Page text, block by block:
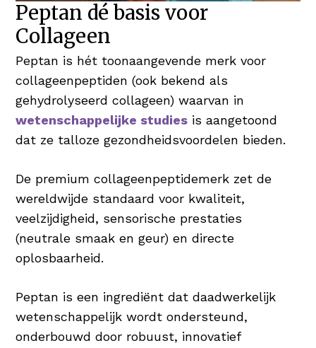
Peptan dé basis voor
Collageen
Peptan is hét toonaangevende merk voor
collageenpeptiden (ook bekend als
gehydrolyseerd collageen) waarvan in
wetenschappelijke studies is aangetoond
dat ze talloze gezondheidsvoordelen bieden.
De premium collageenpeptidemerk zet de
wereldwijde standaard voor kwaliteit,
veelzijdigheid, sensorische prestaties
(neutrale smaak en geur) en directe
oplosbaarheid.
Peptan is een ingrediënt dat daadwerkelijk
wetenschappelijk wordt ondersteund,
onderbouwd door robuust, innovatief